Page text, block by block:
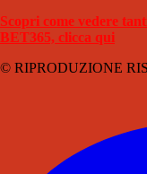
Scopri come vedere
BET365, clicca qui
© RIPRODUZIONE